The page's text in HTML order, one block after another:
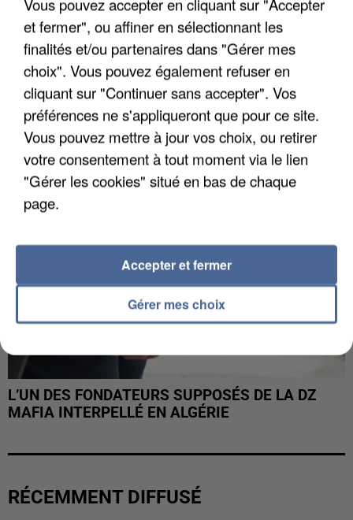
APRÈS TOUTES CES CANICULES, LES REFUGES
DE FAUNE SAUVAGE SONT...
L’UN DES FONDATEURS SUPPOSÉS DE LA DZ
MAFIA INTERPELLÉ EN ALGÉRIE
RÉCEMMENT DIFFUSÉ
et fermer", ou affiner en sélectionnant les
finalités et/ou partenaires dans "Gérer mes
choix". Vous pouvez également refuser en
cliquant sur "Continuer sans accepter". Vos
préférences ne s'appliqueront que pour ce site.
Vous pouvez mettre à jour vos choix, ou retirer
votre consentement à tout moment via le lien
"Gérer les cookies" situé en bas de chaque
page.
Gérer mes choix
Accepter et fermer